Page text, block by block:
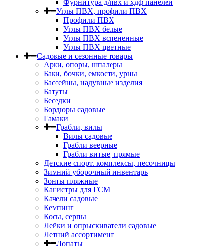
Фурнитура д/пвх и хдф панелей
Углы ПВХ, профили ПВХ
Профили ПВХ
Углы ПВХ белые
Углы ПВХ вспененные
Углы ПВХ цветные
Садовые и сезонные товары
Арки, опоры, шпалеры
Баки, бочки, емкости, урны
Бассейны, надувные изделия
Батуты
Беседки
Бордюры садовые
Гамаки
Грабли, вилы
Вилы садовые
Грабли веерные
Грабли витые, прямые
Детские спорт. комплексы, песочницы
Зимний уборочный инвентарь
Зонты пляжные
Канистры для ГСМ
Качели садовые
Кемпинг
Косы, серпы
Лейки и опрыскиватели садовые
Летний ассортимент
Лопаты